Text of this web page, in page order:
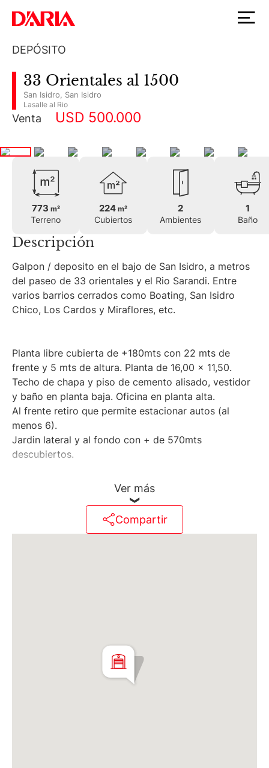
DEPÓSITO
33 Orientales al 1500
San Isidro San Isidro
Lasalle al Rio
Venta USD 500.000
773 m²
Terreno
224 m²
Cubiertos
2
Ambientes
1
Baño
Descripción
Galpon / deposito en el bajo de San Isidro, a metros
del paseo de 33 orientales y el Rio Sarandi. Entre
varios barrios cerrados como Boating, San Isidro
Chico, Los Cardos y Miraflores, etc.
Planta libre cubierta de +180mts con 22 mts de
frente y 5 mts de altura. Planta de 16,00 x 11,50.
Techo de chapa y piso de cemento alisado, vestidor
y baño en planta baja. Oficina en planta alta.
Al frente retiro que permite estacionar autos (al
menos 6).
Jardin lateral y al fondo con + de 570mts
descubiertos.
Superficie terreno: 773 m2 (son 2 Lotes)Superficie
Martillero Maximiliano Miguel D'Aria
Matrícula CMCPSI N° 6886
Ver más
Compartir